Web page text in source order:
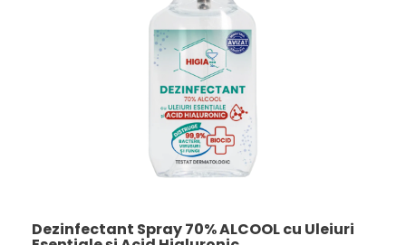
Dezinfectant Spray 70% ALCOOL cu Uleiuri